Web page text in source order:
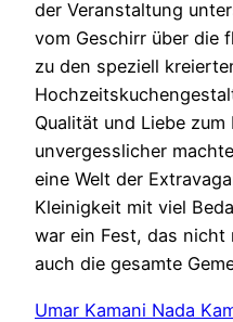
der Veranstaltung
vom Geschirr über die
zu den speziell
Qualität und Liebe
unvergesslicher
eine Welt der
Kleinigkeit mit viel
war ein Fest, das nicht
auch die gesamte
Umar Kamani Nada